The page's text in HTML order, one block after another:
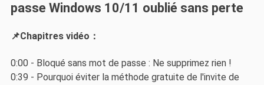
passe Windows 10/11 oublié sans perte
📌Chapitres vidéo：
0:00 - Bloqué sans mot de passe : Ne supprimez rien !
0:39 - Pourquoi éviter la méthode gratuite de l'invite de